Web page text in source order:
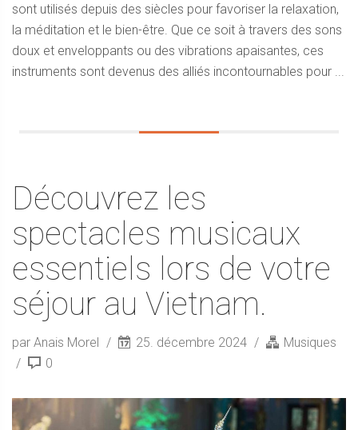
sont utilisés depuis des siècles pour favoriser la relaxation,
la méditation et le bien-être. Que ce soit à travers des sons
doux et enveloppants ou des vibrations apaisantes, ces
instruments sont devenus des alliés incontournables pour ...
Découvrez les
spectacles musicaux
essentiels lors de votre
séjour au Vietnam.
par Anais Morel 25. décembre 2024
Musiques
0